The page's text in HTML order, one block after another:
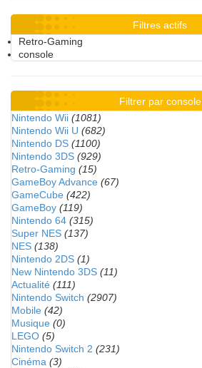
Filtres actifs
Retro-Gaming
console
Filtrer par console
Nintendo Wii (1081)
Nintendo Wii U (682)
Nintendo DS (1100)
Nintendo 3DS (929)
Retro-Gaming (15)
GameBoy Advance (67)
GameCube (422)
GameBoy (119)
Nintendo 64 (315)
Super NES (137)
NES (138)
Nintendo 2DS (1)
New Nintendo 3DS (11)
Actualité (111)
Nintendo Switch (2907)
Mobile (42)
Musique (0)
LEGO (5)
Nintendo Switch 2 (231)
Cinéma (3)